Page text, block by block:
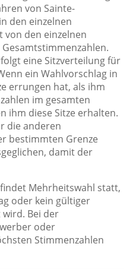
von Sainte-
den einzelnen
von den einzelnen
eine Sitzverteilung für
ein Wahlvorschlag in
errungen hat, als ihm
im gesamten
ihm diese Sitze erhalten.
die anderen
bestimmten Grenze
damit der
Mehrheitswahl statt,
oder kein gültiger
Bei der
oder
Stimmenzahlen